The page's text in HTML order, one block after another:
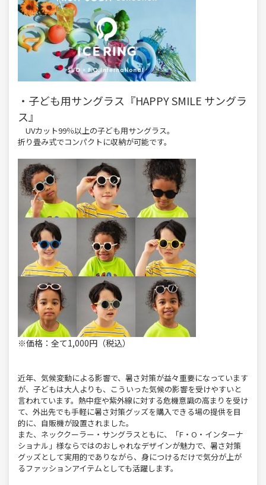
・子ども用サングラス『HAPPY SMILE サングラ
ス』
UVカット99％以上の子ども用サングラス。
折り畳み式でコンパクトに収納が可能です。
※価格：全て1,000円（税込）
近年、気候変動による影響で、暑さ対策が益々重要になっています
が、子どもは大人よりも、こういった気候の影響を受けやすいと
言われています。熱中症や紫外線に対する危機意識の高まりを受け
て、外出先でも手軽に暑さ対策グッズを購入できる場の提供を目
的に、自販機が設置されました。
また、ネッククーラー・サングラスともに、「F・O・インターナ
ショナル」様ならではのおしゃれなデザインが魅力で、暑さ対策
グッズとして実用的でありながら、身につけるだけで気分が上が
るファッションアイテムとしても活躍します。